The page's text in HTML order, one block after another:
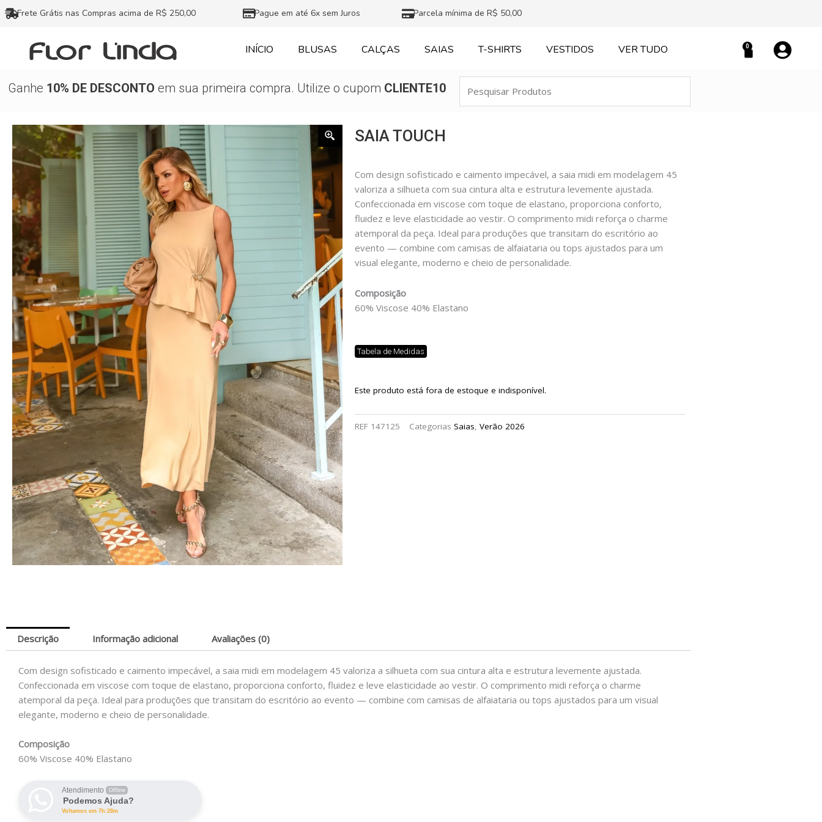
Ir
para
conteúdo
Frete Grátis nas Compras acima de R$ 250,00 Pague em até 6x sem Juros Parcela mínima de R$ 50,00
INÍCIO BLUSAS CALÇAS SAIAS T-SHIRTS VESTIDOS VER TUDO 0
Carrinho
Ganhe 10% DE DESCONTO em sua primeira compra. Utilize o cupom CLIENTE10
Produtos
SAIA TOUCH
Com design sofisticado e caimento impecável, a saia midi em modelagem 45
valoriza a silhueta com sua cintura alta e estrutura levemente ajustada.
Confeccionada em viscose com toque de elastano, proporciona conforto,
fluidez e leve elasticidade ao vestir. O comprimento midi reforça o charme
atemporal da peça. Ideal para produções que transitam do escritório ao
evento — combine com camisas de alfaiataria ou tops ajustados para um
visual elegante, moderno e cheio de personalidade.
Composição
60% Viscose 40% Elastano
Tabela de Medidas
Este produto está fora de estoque e indisponível.
REF 147125 Categorias Saias, Verão 2026
Descrição Informação adicional Avaliações (0)
Com design sofisticado e caimento impecável, a saia midi em modelagem 45 valoriza a silhueta com sua cintura alta e estrutura levemente ajustada.
Confeccionada em viscose com toque de elastano, proporciona conforto, fluidez e leve elasticidade ao vestir. O comprimento midi reforça o charme
atemporal da peça. Ideal para produções que transitam do escritório ao evento — combine com camisas de alfaiataria ou tops ajustados para um visual
elegante, moderno e cheio de personalidade.
Composição
60% Viscose 40% Elastano
Atendimento Offline
Podemos Ajuda?
Voltamos em 7h:28m